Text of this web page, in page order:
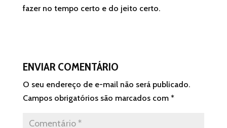
fazer no tempo certo e do jeito certo.
ENVIAR COMENTÁRIO
O seu endereço de e-mail não será publicado.
Campos obrigatórios são marcados com *